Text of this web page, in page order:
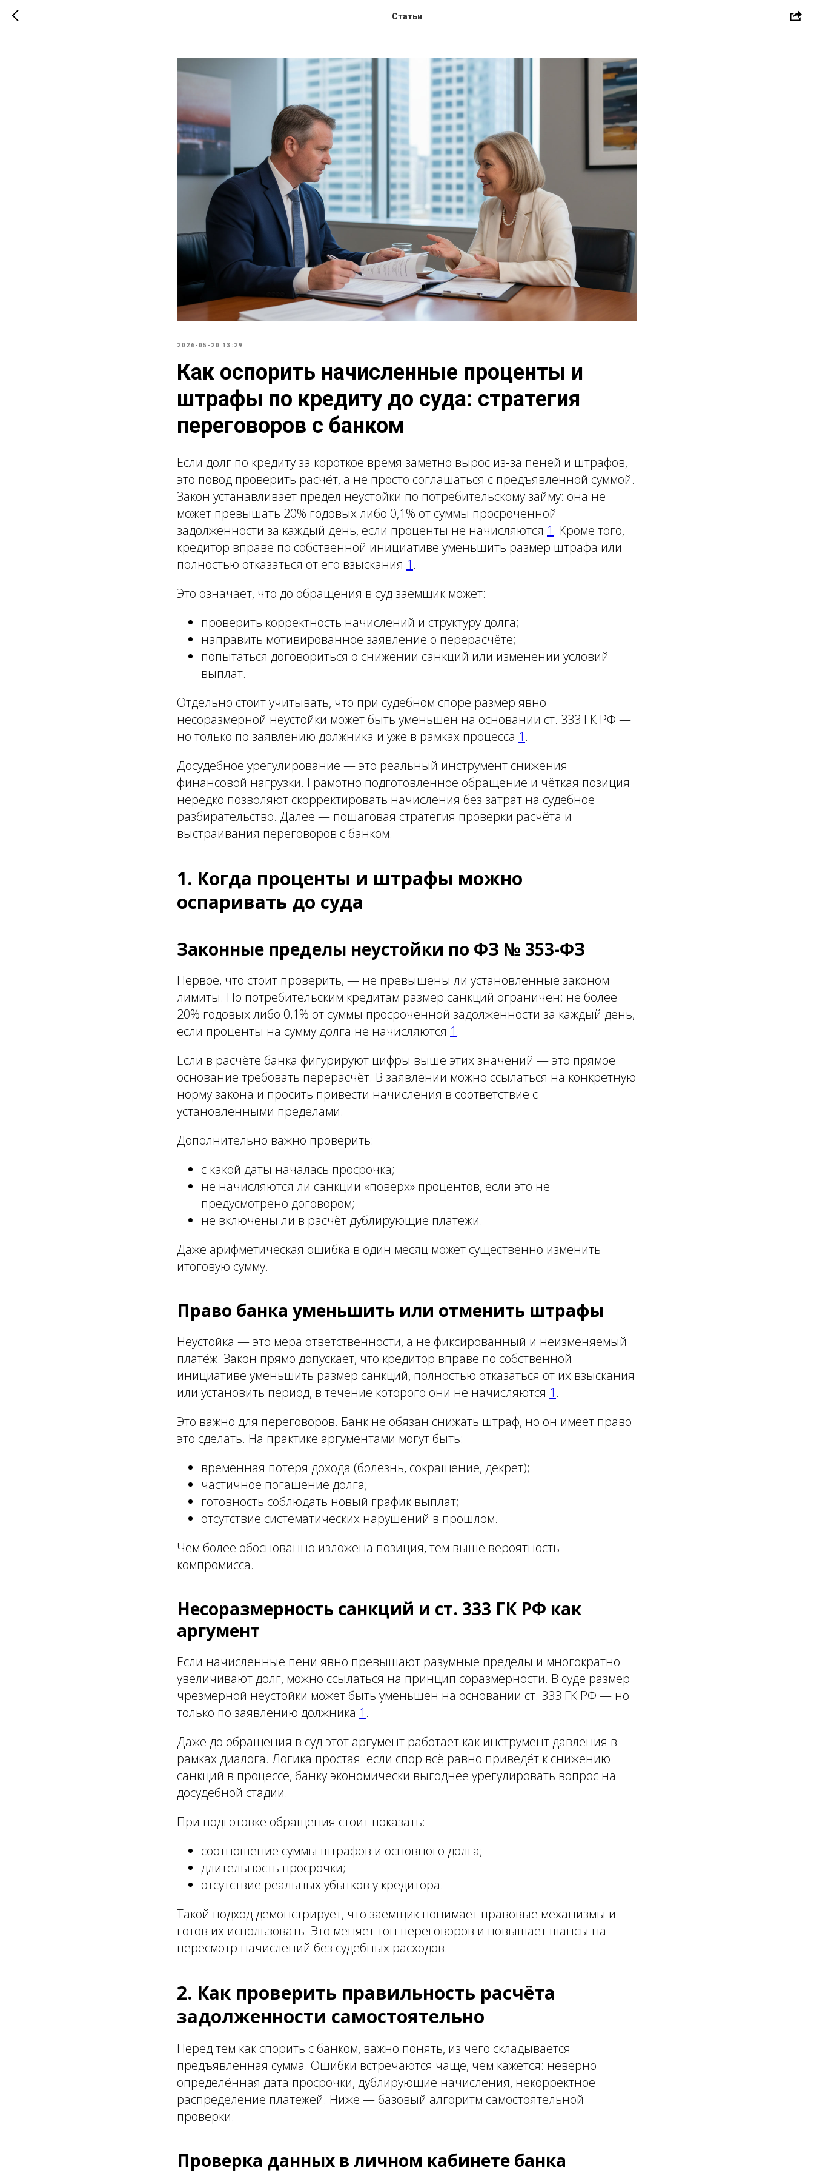
Статьи
2026-05-20 13:29
Как оспорить начисленные проценты и
штрафы по кредиту до суда: стратегия
переговоров с банком
Если долг по кредиту за короткое время заметно вырос из‑за пеней и штрафов,
это повод проверить расчёт, а не просто соглашаться с предъявленной суммой.
Закон устанавливает предел неустойки по потребительскому займу: она не
может превышать 20% годовых либо 0,1% от суммы просроченной
задолженности за каждый день, если проценты не начисляются 1 . Кроме того,
кредитор вправе по собственной инициативе уменьшить размер штрафа или
полностью отказаться от его взыскания 1 .
Это означает, что до обращения в суд заемщик может:
проверить корректность начислений и структуру долга;
направить мотивированное заявление о перерасчёте;
попытаться договориться о снижении санкций или изменении условий
выплат.
Отдельно стоит учитывать, что при судебном споре размер явно
несоразмерной неустойки может быть уменьшен на основании ст. 333 ГК РФ —
но только по заявлению должника и уже в рамках процесса 1 .
Досудебное урегулирование — это реальный инструмент снижения
финансовой нагрузки. Грамотно подготовленное обращение и чёткая позиция
нередко позволяют скорректировать начисления без затрат на судебное
разбирательство. Далее — пошаговая стратегия проверки расчёта и
выстраивания переговоров с банком.
1. Когда проценты и штрафы можно
оспаривать до суда
Законные пределы неустойки по ФЗ № 353-ФЗ
Первое, что стоит проверить, — не превышены ли установленные законом
лимиты. По потребительским кредитам размер санкций ограничен: не более
20% годовых либо 0,1% от суммы просроченной задолженности за каждый день,
если проценты на сумму долга не начисляются 1 .
Если в расчёте банка фигурируют цифры выше этих значений — это прямое
основание требовать перерасчёт. В заявлении можно ссылаться на конкретную
норму закона и просить привести начисления в соответствие с
установленными пределами.
Дополнительно важно проверить:
с какой даты началась просрочка;
не начисляются ли санкции «поверх» процентов, если это не
предусмотрено договором;
не включены ли в расчёт дублирующие платежи.
Даже арифметическая ошибка в один месяц может существенно изменить
итоговую сумму.
Право банка уменьшить или отменить штрафы
Неустойка — это мера ответственности, а не фиксированный и неизменяемый
платёж. Закон прямо допускает, что кредитор вправе по собственной
инициативе уменьшить размер санкций, полностью отказаться от их взыскания
или установить период, в течение которого они не начисляются 1 .
Это важно для переговоров. Банк не обязан снижать штраф, но он имеет право
это сделать. На практике аргументами могут быть:
временная потеря дохода (болезнь, сокращение, декрет);
частичное погашение долга;
готовность соблюдать новый график выплат;
отсутствие систематических нарушений в прошлом.
Чем более обоснованно изложена позиция, тем выше вероятность
компромисса.
Несоразмерность санкций и ст. 333 ГК РФ как
аргумент
Если начисленные пени явно превышают разумные пределы и многократно
увеличивают долг, можно ссылаться на принцип соразмерности. В суде размер
чрезмерной неустойки может быть уменьшен на основании ст. 333 ГК РФ — но
только по заявлению должника 1 .
Даже до обращения в суд этот аргумент работает как инструмент давления в
рамках диалога. Логика простая: если спор всё равно приведёт к снижению
санкций в процессе, банку экономически выгоднее урегулировать вопрос на
досудебной стадии.
При подготовке обращения стоит показать:
соотношение суммы штрафов и основного долга;
длительность просрочки;
отсутствие реальных убытков у кредитора.
Такой подход демонстрирует, что заемщик понимает правовые механизмы и
готов их использовать. Это меняет тон переговоров и повышает шансы на
пересмотр начислений без судебных расходов.
2. Как проверить правильность расчёта
задолженности самостоятельно
Перед тем как спорить с банком, важно понять, из чего складывается
предъявленная сумма. Ошибки встречаются чаще, чем кажется: неверно
определённая дата просрочки, дублирующие начисления, некорректное
распределение платежей. Ниже — базовый алгоритм самостоятельной
проверки.
Проверка данных в личном кабинете банка